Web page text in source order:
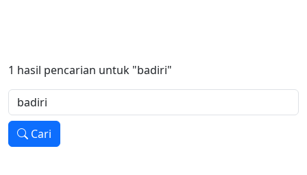
1 hasil pencarian untuk "badiri"
Cari